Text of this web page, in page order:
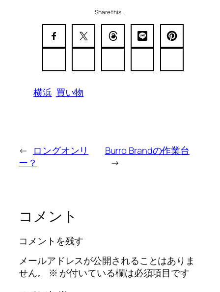
Share this…
横浜 買い物
←
ロングオンリ
ー？
Burro Brandの作業台
→
コメント
コメントを残す
メールアドレスが公開されることはありま
せん。
※ が付いている欄は必須項目です